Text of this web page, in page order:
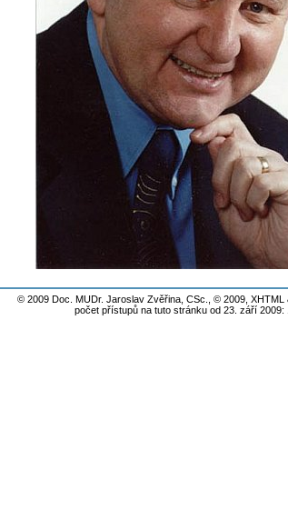
© 2009 Doc. MUDr. Jaroslav Zvěřina, CSc., © 2009, XHTML
počet přístupů na tuto stránku od 23. září 2009: